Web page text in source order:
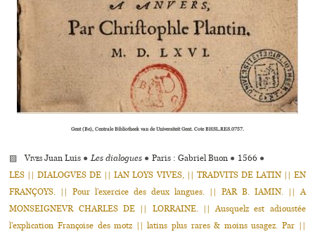
Gent (Be), Centrale Bibliotheek van de Universiteit Gent. Cote BHSL.RES.0757.
▨Vives Juan Luis ● Les dialogues ● Paris : Gabriel Buon ● 1566 ●
LES || DIALOGVES DE || IAN LOYS VIVES, || TRADVITS DE LATIN || EN
FRANÇOYS. || Pour l’exercice des deux langues. || PAR B. IAMIN. || A
MONSEIGNEVR CHARLES DE || LORRAINE. || Ausquelz est adioustée
l’explication Françoise des motz || latins plus rares & moins usagez. Par ||